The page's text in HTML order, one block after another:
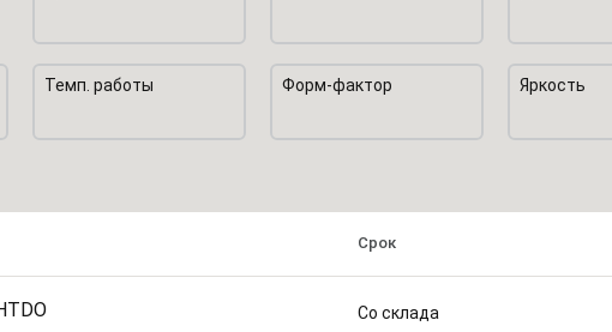
Темп. работы Форм-фактор Яркость
Срок
Со склада